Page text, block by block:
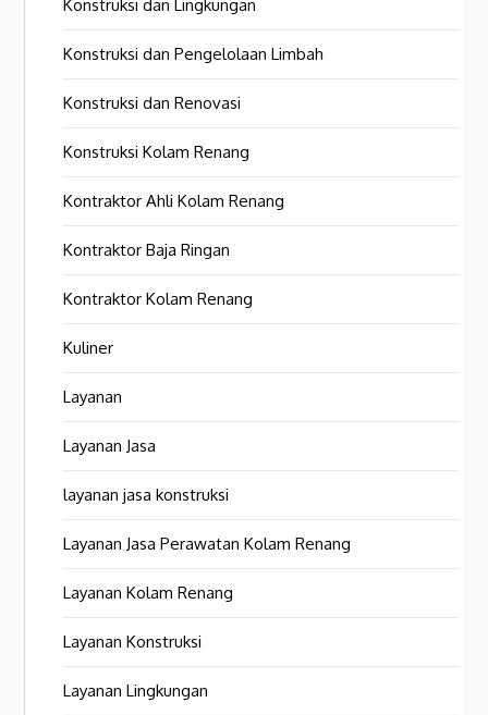
Konstruksi dan Lingkungan
Konstruksi dan Pengelolaan Limbah
Konstruksi dan Renovasi
Konstruksi Kolam Renang
Kontraktor Ahli Kolam Renang
Kontraktor Baja Ringan
Kontraktor Kolam Renang
Kuliner
Layanan
Layanan Jasa
layanan jasa konstruksi
Layanan Jasa Perawatan Kolam Renang
Layanan Kolam Renang
Layanan Konstruksi
Layanan Lingkungan